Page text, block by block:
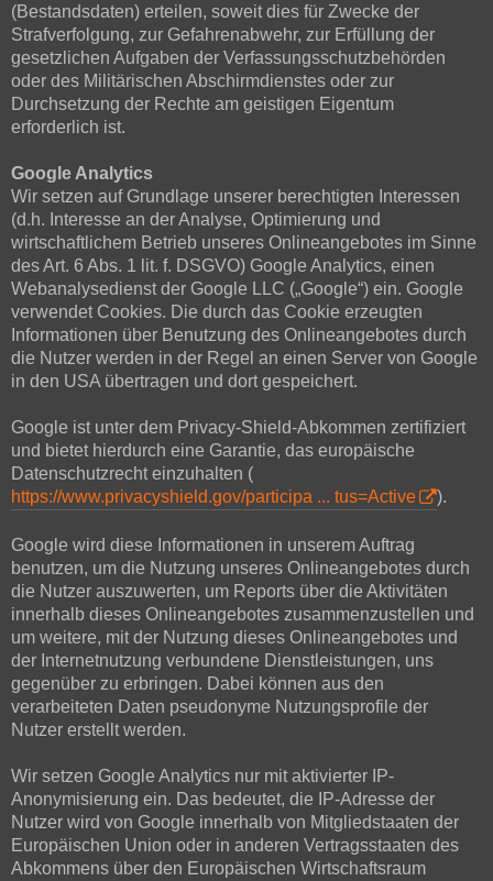
(Bestandsdaten) erteilen, soweit dies für Zwecke der
Strafverfolgung, zur Gefahrenabwehr, zur Erfüllung der
gesetzlichen Aufgaben der Verfassungsschutzbehörden
oder des Militärischen Abschirmdienstes oder zur
Durchsetzung der Rechte am geistigen Eigentum
erforderlich ist.
Google Analytics
Wir setzen auf Grundlage unserer berechtigten Interessen
(d.h. Interesse an der Analyse, Optimierung und
wirtschaftlichem Betrieb unseres Onlineangebotes im Sinne
des Art. 6 Abs. 1 lit. f. DSGVO) Google Analytics, einen
Webanalysedienst der Google LLC („Google“) ein. Google
verwendet Cookies. Die durch das Cookie erzeugten
Informationen über Benutzung des Onlineangebotes durch
die Nutzer werden in der Regel an einen Server von Google
in den USA übertragen und dort gespeichert.
Google ist unter dem Privacy-Shield-Abkommen zertifiziert
und bietet hierdurch eine Garantie, das europäische
Datenschutzrecht einzuhalten (
https://www.privacyshield.gov/participa ... tus=Active
).
Google wird diese Informationen in unserem Auftrag
benutzen, um die Nutzung unseres Onlineangebotes durch
die Nutzer auszuwerten, um Reports über die Aktivitäten
innerhalb dieses Onlineangebotes zusammenzustellen und
um weitere, mit der Nutzung dieses Onlineangebotes und
der Internetnutzung verbundene Dienstleistungen, uns
gegenüber zu erbringen. Dabei können aus den
verarbeiteten Daten pseudonyme Nutzungsprofile der
Nutzer erstellt werden.
Wir setzen Google Analytics nur mit aktivierter IP-
Anonymisierung ein. Das bedeutet, die IP-Adresse der
Nutzer wird von Google innerhalb von Mitgliedstaaten der
Europäischen Union oder in anderen Vertragsstaaten des
Abkommens über den Europäischen Wirtschaftsraum